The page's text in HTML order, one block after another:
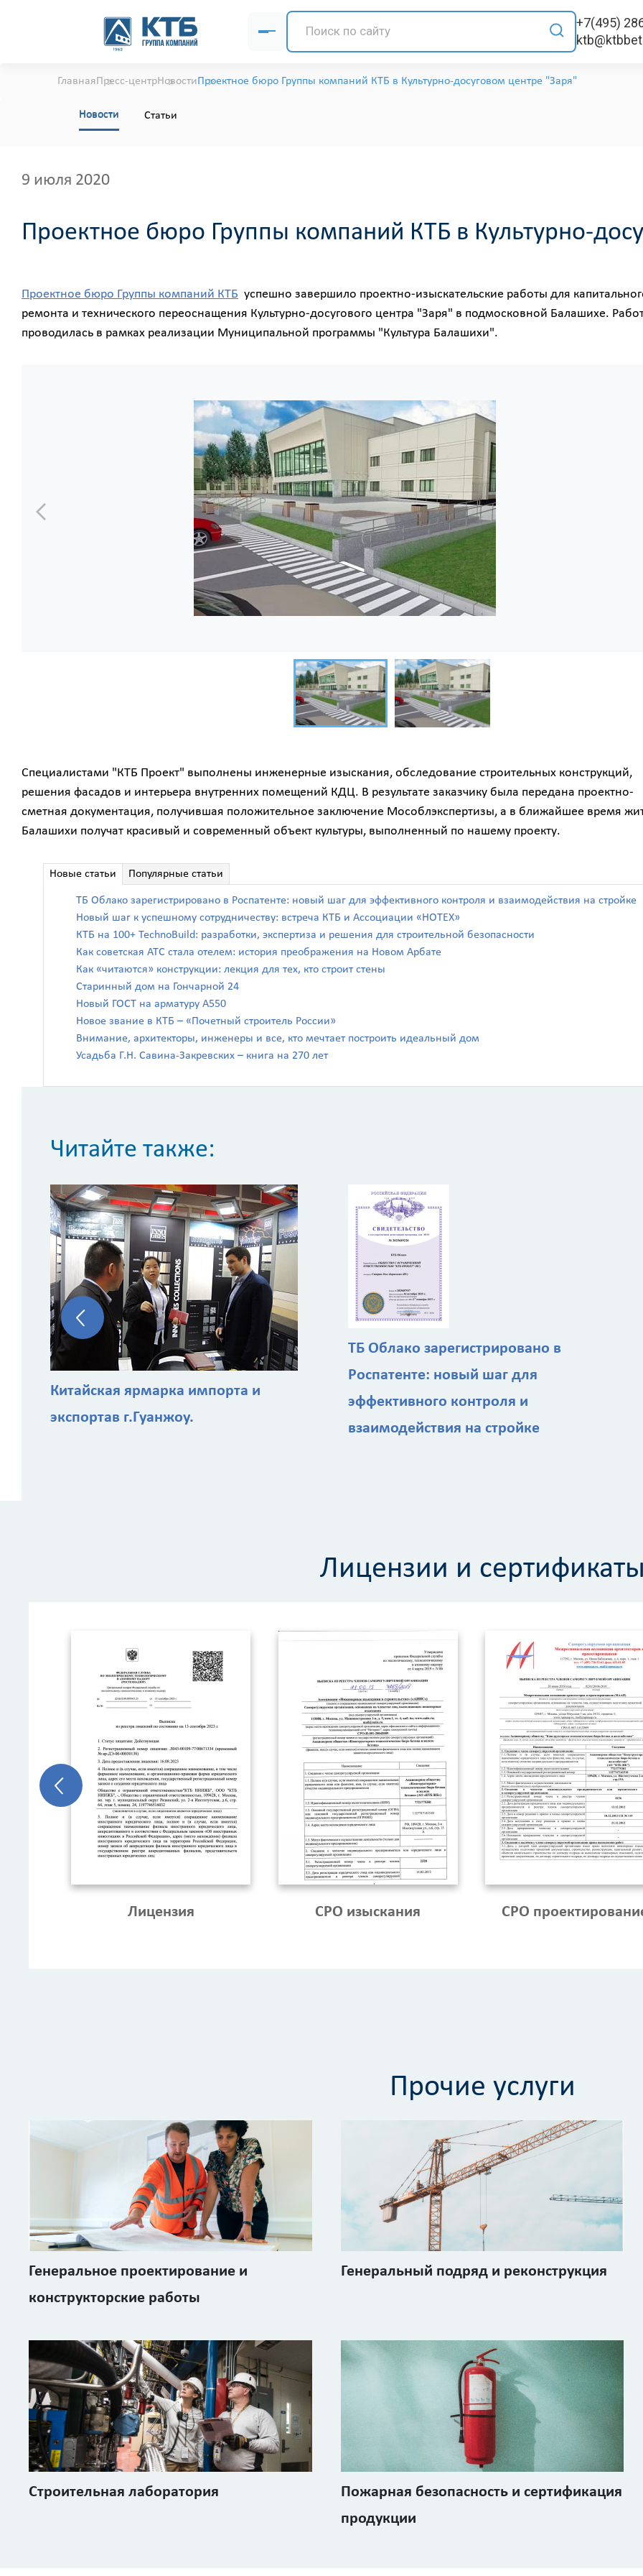
+7(495)
ГлавнаяПресс-центрНовостиПроектное бюро Группы компаний КТБ в Культурно-досуговом центре "Заря"
Новости Статьи
9 июля 2020
Проектное бюро Группы компаний КТБ в Культурно-
Проектное бюро Группы компаний КТБ успешно завершило проектно-изыскательские работы для
ремонта и технического переоснащения Культурно-досугового центра "Заря" в подмосковной Балашихе.
проводилась в рамках реализации Муниципальной программы "Культура Балашихи".
Специалистами "КТБ Проект" выполнены инженерные изыскания, обследование строительных конструкций,
решения фасадов и интерьера внутренних помещений КДЦ. В результате заказчику была передана проектно-
сметная документация, получившая положительное заключение Мособлэкспертизы, а в ближайшее время
Балашихи получат красивый и современный объект культуры, выполненный по нашему проекту.
Новые статьи Популярные статьи
ТБ Облако зарегистрировано в Роспатенте: новый шаг для эффективного контроля и взаимодействия на стройке
Новый шаг к успешному сотрудничеству: встреча КТБ и Ассоциации «НОТЕХ»
КТБ на 100+ TechnoBuild: разработки, экспертиза и решения для строительной безопасности
Как советская АТС стала отелем: история преображения на Новом Арбате
Как «читаются» конструкции: лекция для тех, кто строит стены
Старинный дом на Гончарной 24
Новый ГОСТ на арматуру А550
Новое звание в КТБ – «Почетный строитель России»
Внимание, архитекторы, инженеры и все, кто мечтает построить идеальный дом
Усадьба Г.Н. Савина-Закревских – книга на 270 лет
Читайте также:
Китайская ярмарка импорта и
экспортав г.Гуанжоу.
ТБ Облако зарегистрировано в
Роспатенте: новый шаг для
эффективного контроля и
взаимодействия на стройке
Лицензии и
Лицензия СРО изыскания СРО
Прочие услуги
Генеральное проектирование и
конструкторские работы
Генеральный подряд и реконструкция
Строительная лаборатория
Пожарная безопасность и сертификация
продукции